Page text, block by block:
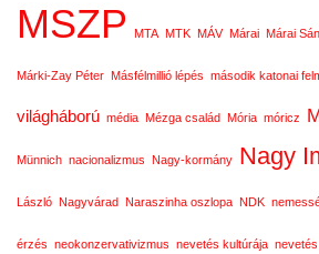
MSZP MTA MTK MÁV Márai Márai
Márki-Zay Péter Másfélmillió lépés második katonai
világháború média Mézga család Mória móricz
Münnich nacionalizmus Nagy-kormány Nagy
László Nagyvárad Naraszinha oszlopa NDK
érzés neokonzervativizmus nevetés kultúrája